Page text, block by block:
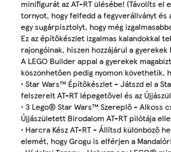
minifigurát az AT-RT ülésébe! (Távolíts el
tornyot, hogy felfedd a fegyverállványt és
egy sugárpisztolyt, hogy még
Ez az építőkészlet izgalmas kalandokkal
rajongóinak, hiszen hozzájárul a
A LEGO Builder appal a gyerekek
köszönhetően pedig nyomon követhetik,
• Star Wars™ Építőkészlet - Játszd el a
felszerelt AT-RT lépegetővel és az
• 3 Lego® Star Wars™ Szereplő - Alkoss
Újjászületett Birodalom AT-RT pilótája
• Harcra Kész AT-RT - Állítsd különböző
elemét, hogy Grogu is elférjen a